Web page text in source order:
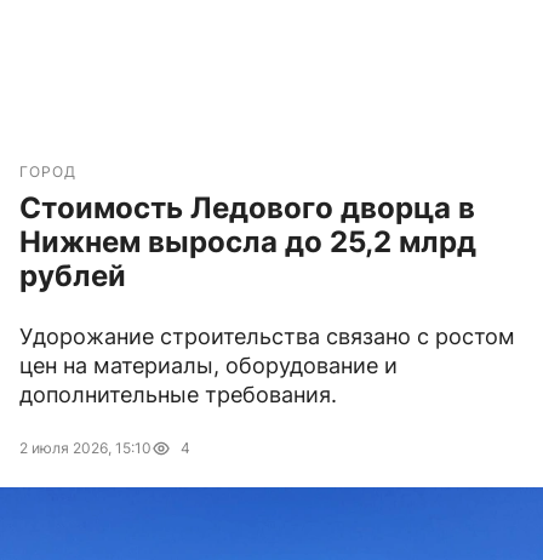
ГОРОД
Стоимость Ледового дворца в
Нижнем выросла до 25,2 млрд
рублей
Удорожание строительства связано с ростом
цен на материалы, оборудование и
дополнительные требования.
2 июля 2026, 15:10 4